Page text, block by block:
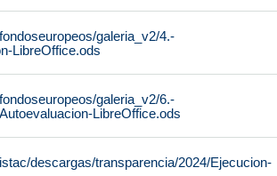
galeria_v2/4.-
LibreOffice.ods
galeria_v2/6.-
LibreOffice.ods
descargas/transparencia/2024/Ejecucion-